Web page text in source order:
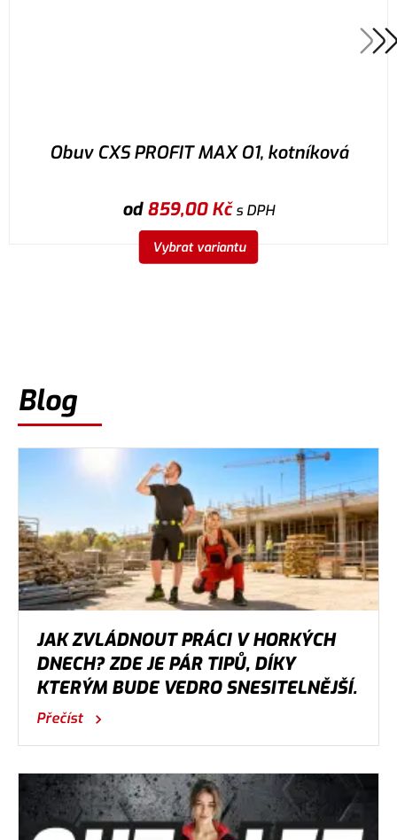
Obuv CXS PROFIT MAX O1, kotníková
od859,00Kčs DPH
Vybrat variantu
Blog
JAK ZVLÁDNOUT PRÁCI V HORKÝCH
DNECH? ZDE JE PÁR TIPŮ, DÍKY
KTERÝM BUDE VEDRO SNESITELNĚJŠÍ.
Přečíst